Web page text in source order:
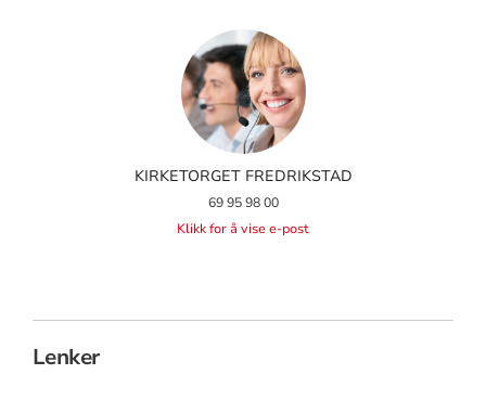
KIRKETORGET FREDRIKSTAD
69 95 98 00
Klikk for å vise e-post
Lenker